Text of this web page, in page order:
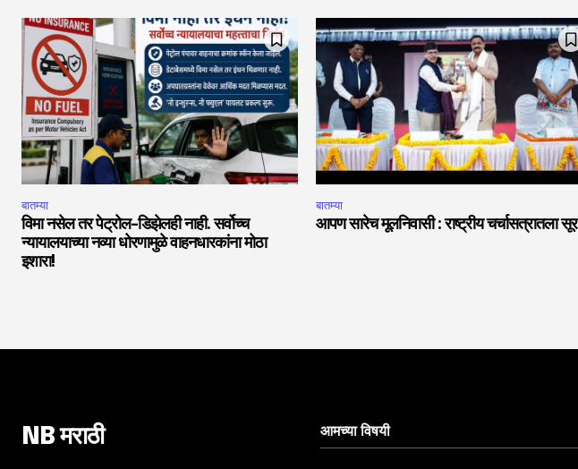
बातम्या
विमा नसेल तर पेट्रोल-डिझेलही नाही. सर्वोच्च
न्यायालयाच्या नव्या धोरणामुळे वाहनधारकांना मोठा
इशारा!
बातम्या
आपण सारेच मूलनिवासी : राष्ट्रीय चर्चासत्रातला सूर
NB मराठी आमच्या विषयी